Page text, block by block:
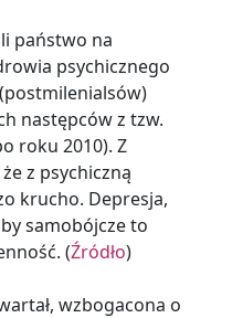
państwo na
psychicznego
(postmilenialsów)
następców z tzw.
roku 2010). Z
z psychiczną
krucho. Depresja,
samobójcze to
(Źródło)
wzbogacona o